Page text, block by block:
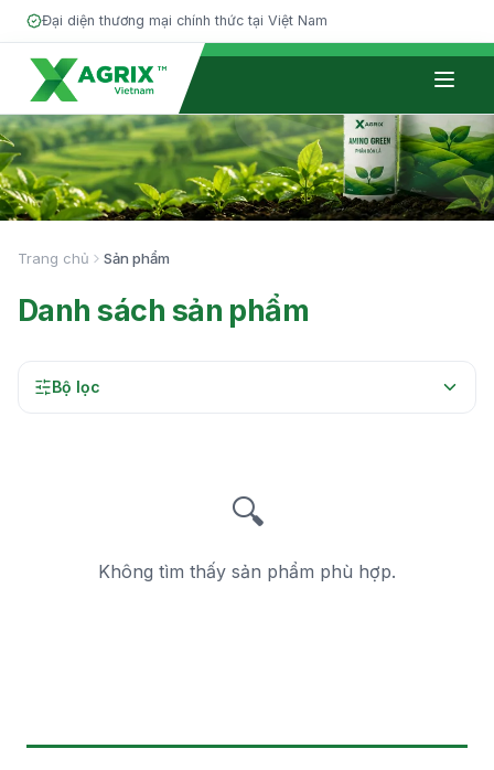
Đại diện thương mại chính thức tại Việt Nam
Giới thiệu
Phân bón
Đối tác
Kiến thức
Tin tức
Trang chủ Sản phẩm
Danh sách sản phẩm
Bộ lọc
🔍
Không tìm thấy sản phẩm phù hợp.